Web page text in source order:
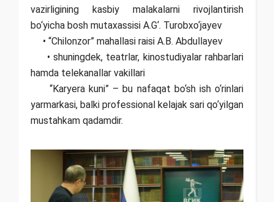
vazirligining kasbiy malakalarni rivojlantirish
bo‘yicha bosh mutaxassisi A.G‘. Turobxo‘jayev
• “Chilonzor” mahallasi raisi A.B. Abdullayev
• shuningdek, teatrlar, kinostudiyalar rahbarlari
hamda telekanallar vakillari
“Karyera kuni” – bu nafaqat bo‘sh ish o‘rinlari
yarmarkasi, balki professional kelajak sari qo‘yilgan
mustahkam qadamdir.